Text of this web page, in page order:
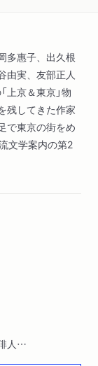
多惠子、出久根
由実、友部正人
京＆東京」物
残してきた作家
で東京の街をめ
文学案内の第2
人
二人